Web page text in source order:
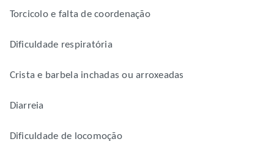
Torcicolo e falta de coordenação
Dificuldade respiratória
Crista e barbela inchadas ou arroxeadas
Diarreia
Dificuldade de locomoção